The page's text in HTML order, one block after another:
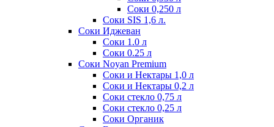
Соки 0,250 л
Соки SIS 1,6 л.
Соки Иджеван
Соки 1.0 л
Соки 0.25 л
Соки Noyan Premium
Соки и Нектары 1,0 л
Соки и Нектары 0,2 л
Соки стекло 0,75 л
Соки стекло 0,25 л
Соки Органик